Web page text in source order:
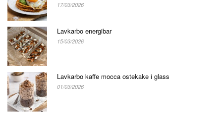
17/03/2026
Lavkarbo energibar
15/03/2026
Lavkarbo kaffe mocca ostekake i glass
01/03/2026